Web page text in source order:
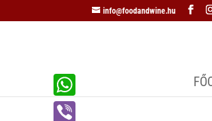
info@foodandwine.hu
W